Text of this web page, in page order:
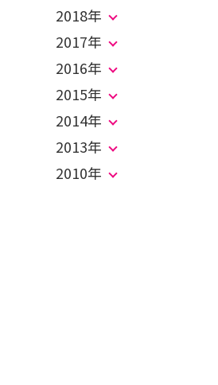
2018年
2017年
2016年
2015年
2014年
2013年
2010年